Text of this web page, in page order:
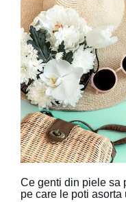
Ce genti din piele sa
pe care le poti asorta